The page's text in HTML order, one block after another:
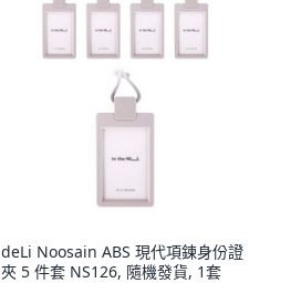
deLi Noosain ABS 現代項鍊身份證
夾 5 件套 NS126, 隨機發貨, 1套